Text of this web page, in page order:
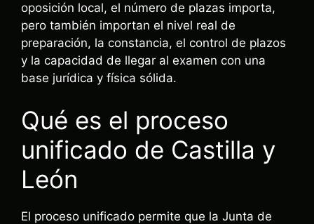
oposición local, el número de plazas importa,
pero también importan el nivel real de
preparación, la constancia, el control de plazos
y la capacidad de llegar al examen con una
base jurídica y física sólida.
Qué es el proceso
unificado de Castilla y
León
El proceso unificado permite que la Junta de